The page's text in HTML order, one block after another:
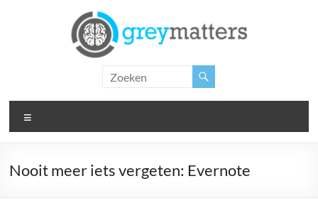
Matters
Insight.
Inspiration.
Nooit meer iets vergeten: Evernote